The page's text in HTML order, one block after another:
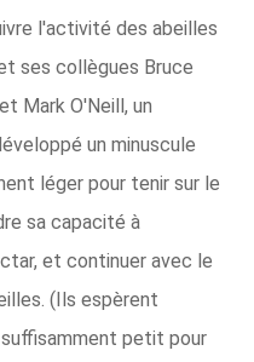
l'activité des abeilles
ses collègues Bruce
Mark O'Neill, un
un minuscule
léger pour tenir sur le
sa capacité à
et continuer avec le
(Ils espèrent
petit pour